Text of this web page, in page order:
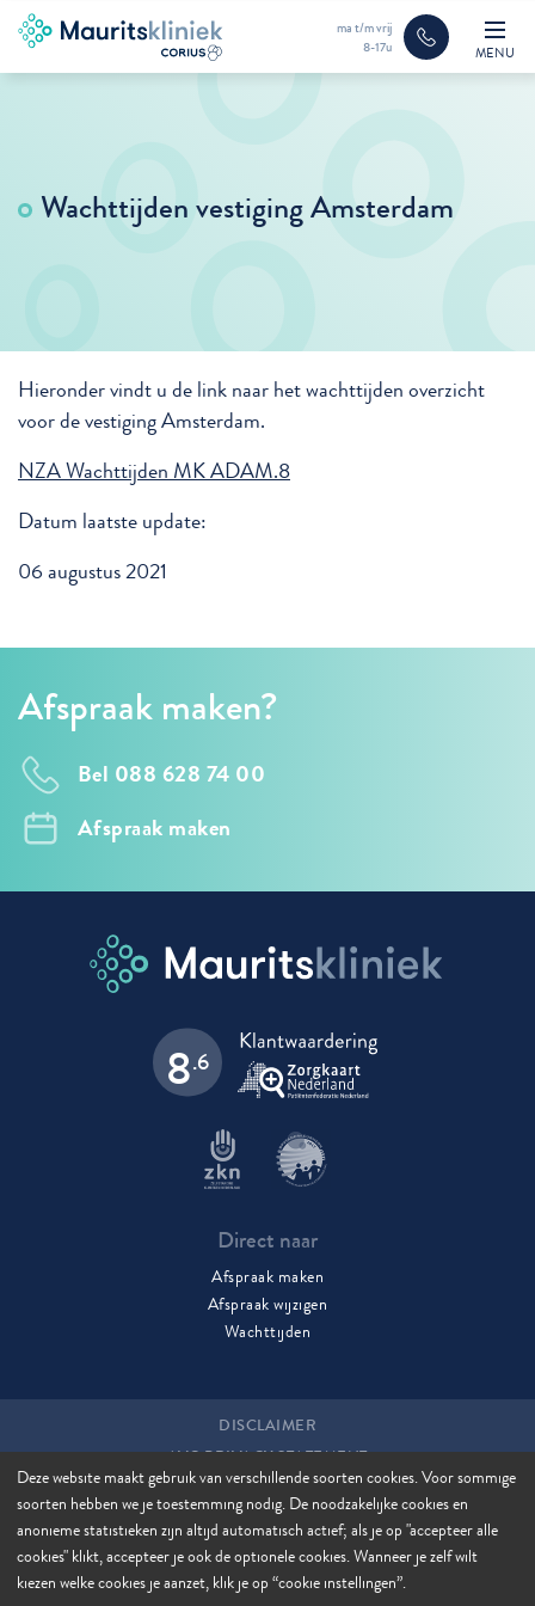
ma t/m vrij
8-17u
MENU
Wachttijden vestiging Amsterdam
Hieronder vindt u de link naar het wachttijden overzicht
voor de vestiging Amsterdam.
NZA Wachttijden MK ADAM.8
Datum laatste update:
06 augustus 2021
Afspraak maken?
Bel 088 628 74 00
Afspraak maken
8.6
Direct naar
Afspraak maken
Afspraak wijzigen
Wachttijden
DISCLAIMER
AVG PRIVACY STATEMENT
COOKIES
COOKIE MANAGER
SITEMAP
Deze website maakt gebruik van verschillende soorten cookies. Voor sommige
soorten hebben we je toestemming nodig. De noodzakelijke cookies en
anonieme statistieken zijn altijd automatisch actief; als je op "accepteer alle
cookies" klikt, accepteer je ook de optionele cookies. Wanneer je zelf wilt
kiezen welke cookies je aanzet, klik je op “cookie instellingen”.